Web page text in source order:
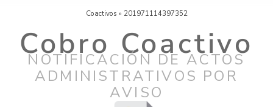
Coactivos » 201971114397352
Cobro Coactivo
NOTIFICACIÓN DE ACTOS
ADMINISTRATIVOS POR
AVISO